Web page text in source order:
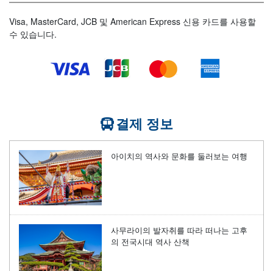
Visa, MasterCard, JCB 및 American Express 신용 카드를 사용할
수 있습니다.
결제 정보
아이치의 역사와 문화를 둘러보는 여행
사무라이의 발자취를 따라 떠나는 고후
의 전국시대 역사 산책